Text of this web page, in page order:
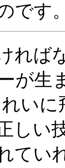
です
れば
が生
い
しい
てい